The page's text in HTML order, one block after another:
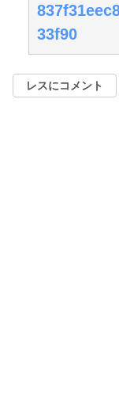
33f90
レスにコメント